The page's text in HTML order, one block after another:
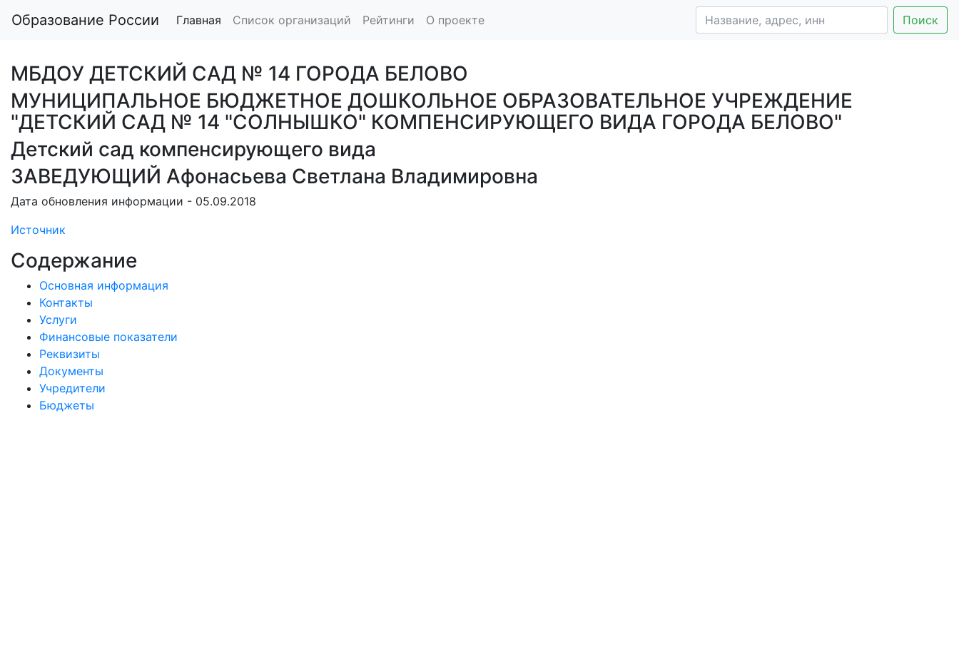
Образование России Главная Список организаций Рейтинги О проекте Поиск
МБДОУ ДЕТСКИЙ САД № 14 ГОРОДА БЕЛОВО
МУНИЦИПАЛЬНОЕ БЮДЖЕТНОЕ ДОШКОЛЬНОЕ ОБРАЗОВАТЕЛЬНОЕ УЧРЕЖДЕНИЕ
"ДЕТСКИЙ САД № 14 "СОЛНЫШКО" КОМПЕНСИРУЮЩЕГО ВИДА ГОРОДА БЕЛОВО"
Детский сад компенсирующего вида
ЗАВЕДУЮЩИЙ Афонасьева Светлана Владимировна
Дата обновления информации - 05.09.2018
Источник
Содержание
Основная информация
Контакты
Услуги
Финансовые показатели
Реквизиты
Документы
Учредители
Бюджеты